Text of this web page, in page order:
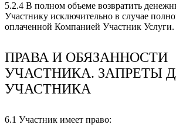
5.2.4 В полном объеме возвратить
Участнику исключительно в случае
оплаченной Компанией Участник Услуги.
ПРАВА И ОБЯЗАННОСТИ
УЧАСТНИКА. ЗАПРЕТЫ
УЧАСТНИКА
6.1 Участник имеет право: